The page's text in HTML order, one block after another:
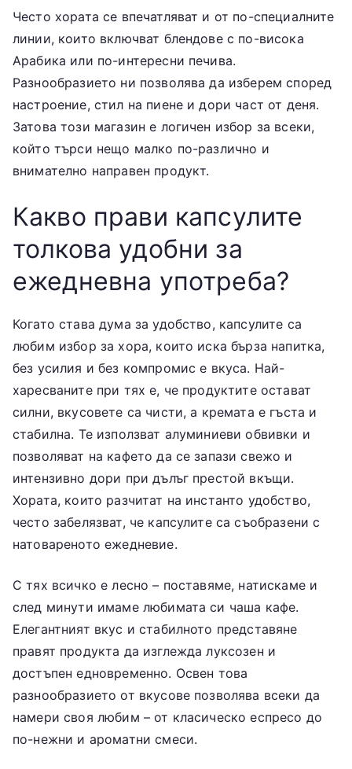
Често хората се впечатляват и от по-специалните
линии, които включват блендове с по-висока
Арабика или по-интересни печива.
Разнообразието ни позволява да изберем според
настроение, стил на пиене и дори част от деня.
Затова този магазин е логичен избор за всеки,
който търси нещо малко по-различно и
внимателно направен продукт.
Какво прави капсулите
толкова удобни за
ежедневна употреба?
Когато става дума за удобство, капсулите са
любим избор за хора, които иска бърза напитка,
без усилия и без компромис е вкуса. Най-
харесваните при тях е, че продуктите остават
силни, вкусовете са чисти, а кремата е гъста и
стабилна. Те използват алуминиеви обвивки и
позволяват на кафето да се запази свежо и
интензивно дори при дълъг престой вкъщи.
Хората, които разчитат на инстанто удобство,
често забелязват, че капсулите са съобразени с
натовареното ежедневие.
С тях всичко е лесно – поставяме, натискаме и
след минути имаме любимата си чаша кафе.
Елегантният вкус и стабилното представяне
правят продукта да изглежда луксозен и
достъпен едновременно. Освен това
разнообразието от вкусове позволява всеки да
намери своя любим – от класическо еспресо до
по-нежни и ароматни смеси.